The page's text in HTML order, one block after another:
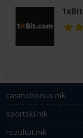
casinobonus.mk
sportski.mk
rezultat.mk